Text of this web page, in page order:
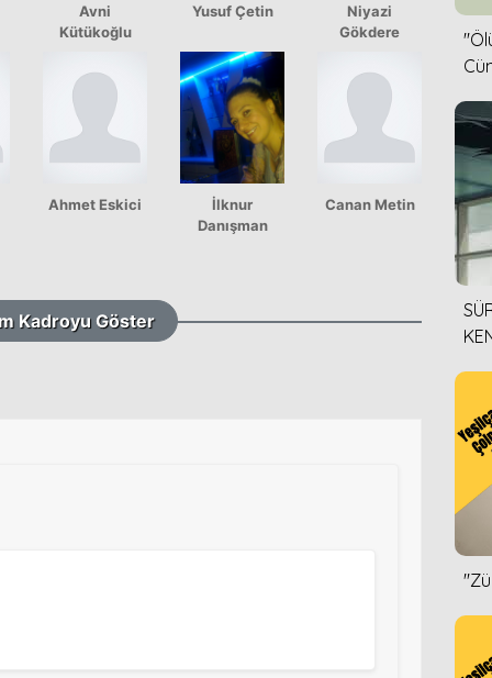
Avni
Kütükoğlu
Yusuf Çetin
Niyazi
Gökdere
Ahmet Eskici
İlknur
Danışman
Canan Metin
Kadroyu Göster